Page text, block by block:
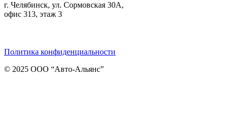
г. Челябинск, ул. Сормовская 30А,
офис 313, этаж 3
Политика конфиденциальности
© 2025 ООО “Авто-Альянс”